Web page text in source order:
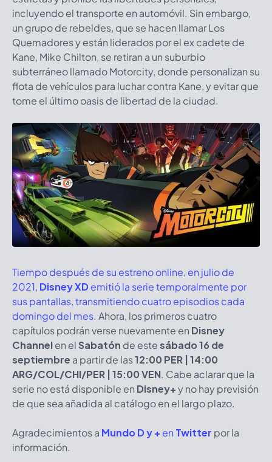
incluyendo el transporte en automóvil. Sin embargo,
un grupo de rebeldes, que se hacen llamar Los
Quemadores y están liderados por el ex cadete de
Kane, Mike Chilton, se retiran a un suburbio
subterráneo llamado Motorcity, donde personalizan su
flota de vehículos para luchar contra Kane, y evitar que
tome el último oasis de libertad de la ciudad.
Tiempo después de su estreno online, en julio de
2021, Disney XD emitió la serie temporalmente por
sus pantallas, transmitiendo cuatro episodios cada
domingo del mes. Ahora, los primeros cuatro
capítulos podrán verse nuevamente en Disney
Channelen el Sabatón de estesábado 16 de
septiembre a partir de las12:00 PER | 14:00
ARG/COL/CHI/PER | 15:00 VEN. Cabe aclarar que la
serie no está disponible en Disney+y no hay previsión
de que sea añadida al catálogo en el largo plazo.
Agradecimientos a Mundo D y + en Twitter por la
información.